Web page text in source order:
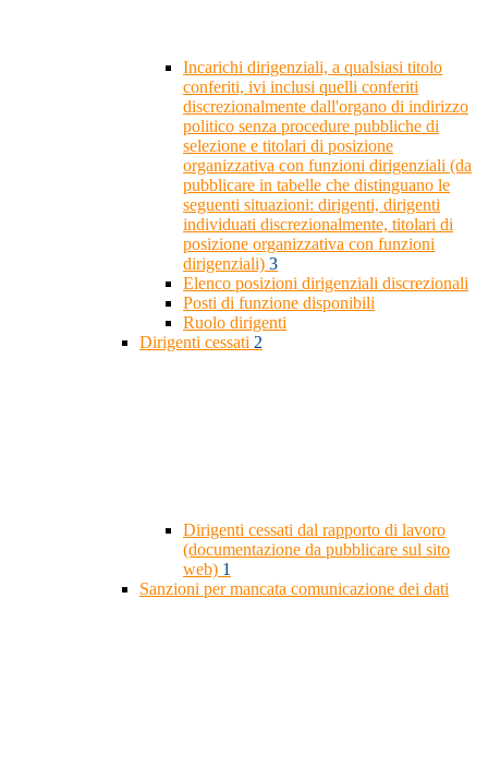
Incarichi dirigenziali, a qualsiasi titolo
conferiti, ivi inclusi quelli conferiti
discrezionalmente dall'organo di indirizzo
politico senza procedure pubbliche di
selezione e titolari di posizione
organizzativa con funzioni dirigenziali (da
pubblicare in tabelle che distinguano le
seguenti situazioni: dirigenti, dirigenti
individuati discrezionalmente, titolari di
posizione organizzativa con funzioni
dirigenziali) 3
Elenco posizioni dirigenziali discrezionali
Posti di funzione disponibili
Ruolo dirigenti
Dirigenti cessati 2
Dirigenti cessati dal rapporto di lavoro
(documentazione da pubblicare sul sito
web) 1
Sanzioni per mancata comunicazione dei dati